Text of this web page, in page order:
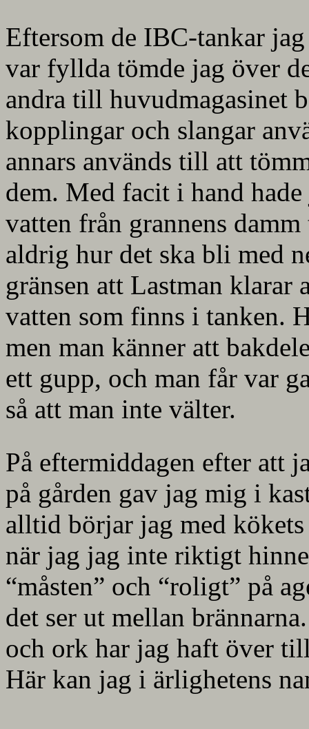
Eftersom de IBC-tankar
var fyllda tömde jag över
andra till huvudmagasinet
kopplingar och slangar
annars används till att
dem. Med facit i hand
vatten från grannens
aldrig hur det ska bli med
gränsen att Lastman
vatten som finns i tanken.
men man känner att
ett gupp, och man får var
så att man inte välter.
På eftermiddagen efter att
på gården gav jag mig i
alltid börjar jag med
när jag jag inte riktigt
“måsten” och “roligt” på
det ser ut mellan
och ork har jag haft över
Här kan jag i ärlighetens